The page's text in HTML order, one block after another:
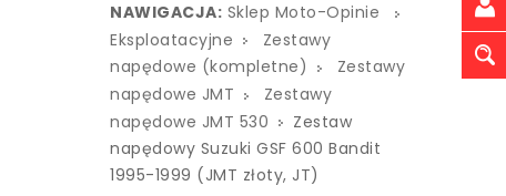
NAWIGACJA: Sklep Moto-Opinie
Eksploatacyjne
Zestawy
napędowe (kompletne)
Zestawy
napędowe JMT
Zestawy
napędowe JMT 530
Zestaw
napędowy Suzuki GSF 600 Bandit
1995-1999 (JMT złoty, JT)